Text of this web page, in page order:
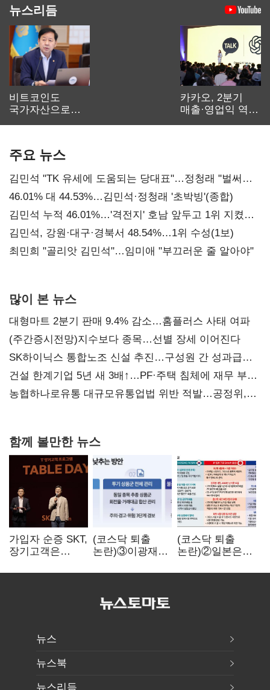
뉴스리듬
비트코인도
국가자산으로…'
카카오, 2분기
매출·영업익 역대
주요 뉴스
김민석 "TK 유세에 도움되는 당대표"…정청래 "벌써
대표된 양 당직 배분"
46.01% 대 44.53%…김민석·정청래 '초박빙'(종합)
김민석 누적 46.01%…'격전지' 호남 앞두고 1위 지켰다
(2보)
김민석, 강원·대구·경북서 48.54%…1위 수성(1보)
최민희 "골리앗 김민석"…임미애 "부끄러운 줄 알아야"
많이 본 뉴스
대형마트 2분기 판매 9.4% 감소…홈플러스 사태 여파
(주간증시전망)지수보다 종목…선별 장세 이어진다
SK하이닉스 통합노조 신설 추진…구성원 간 성과급
불만 확산
건설 한계기업 5년 새 3배↑…PF·주택 침체에 재무 부담
확대
농협하나로유통 대규모유통업법 위반 적발…공정위,
함께 볼만한 뉴스
가입자 순증 SKT,
장기고객은
챙긴다
(코스닥 퇴출
논란)③이광재
자동차 없애지는
(코스닥 퇴출
논란)②일본은
기다려주는데
뉴스
뉴스북
뉴스리듬